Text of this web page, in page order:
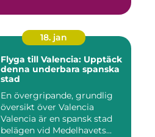
18. jan
Flyga till Valencia: Upptäck
denna underbara spanska
stad
En övergripande, grundlig
översikt över Valencia
Valencia är en spansk stad
belägen vid Medelhavets...